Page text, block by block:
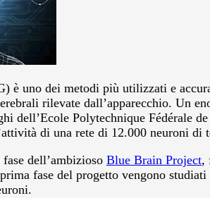
è uno dei metodi più utilizzati e
rilevate dall’apparecchio. Un
dell’Ecole Polytechnique Fédérale
di una rete di 12.000 neuroni
dell’ambizioso Blue Brain Project,
fase del progetto vengono